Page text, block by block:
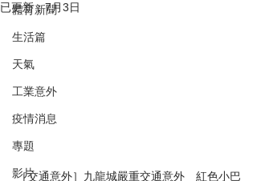
體育新聞
生活篇
天氣
工業意外
疫情消息
專題
影片
已更新：7月3日
［交通意外］九龍城嚴重交通意外　紅色小巴